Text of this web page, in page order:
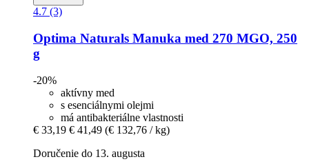
4.7 (3)
Optima Naturals Manuka med 270 MGO, 250
g
-20%
aktívny med
s esenciálnymi olejmi
má antibakteriálne vlastnosti
€ 33,19 € 41,49 (€ 132,76 / kg)
Doručenie do 13. augusta